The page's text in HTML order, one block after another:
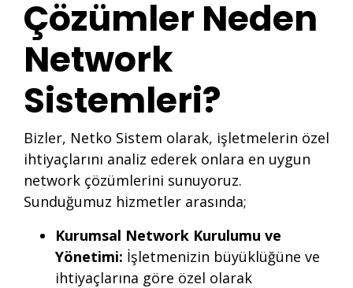
Çözümler Neden
Network
Sistemleri?
Bizler, Netko Sistem olarak, işletmelerin özel
ihtiyaçlarını analiz ederek onlara en uygun
network çözümlerini sunuyoruz.
Sunduğumuz hizmetler arasında;
Kurumsal Network Kurulumu ve
Yönetimi: İşletmenizin büyüklüğüne ve
ihtiyaçlarına göre özel olarak